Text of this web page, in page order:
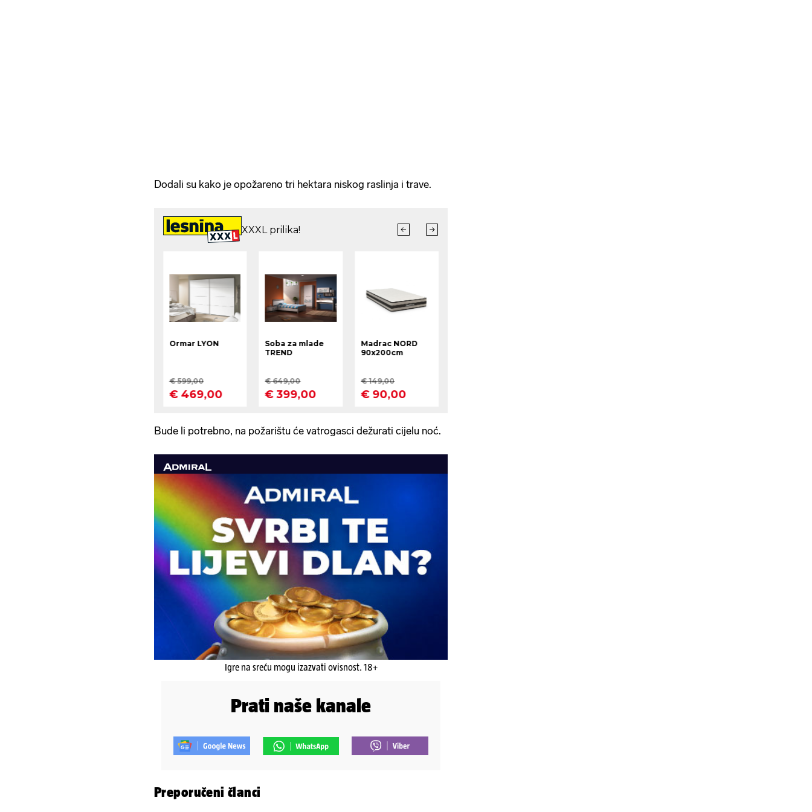
Dodali su kako je opožareno tri hektara niskog raslinja i trave.
Bude li potrebno, na požarištu će vatrogasci dežurati cijelu noć.
Igre na sreću mogu izazvati ovisnost. 18+
Prati naše kanale
Preporučeni članci